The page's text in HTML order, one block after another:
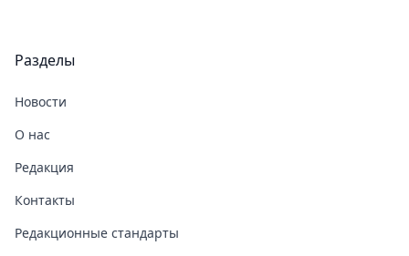
Разделы
Новости
О нас
Редакция
Контакты
Редакционные стандарты